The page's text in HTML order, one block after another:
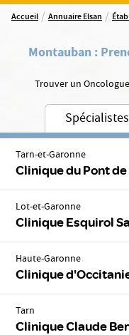
Accueil / Annuaire Elsan /
Montauban :
Trouver un
Spécialistes
Tarn-et-Garonne
Clinique du Pont
Lot-et-Garonne
Clinique Esquirol
Haute-Garonne
Clinique
Tarn
Clinique Claude